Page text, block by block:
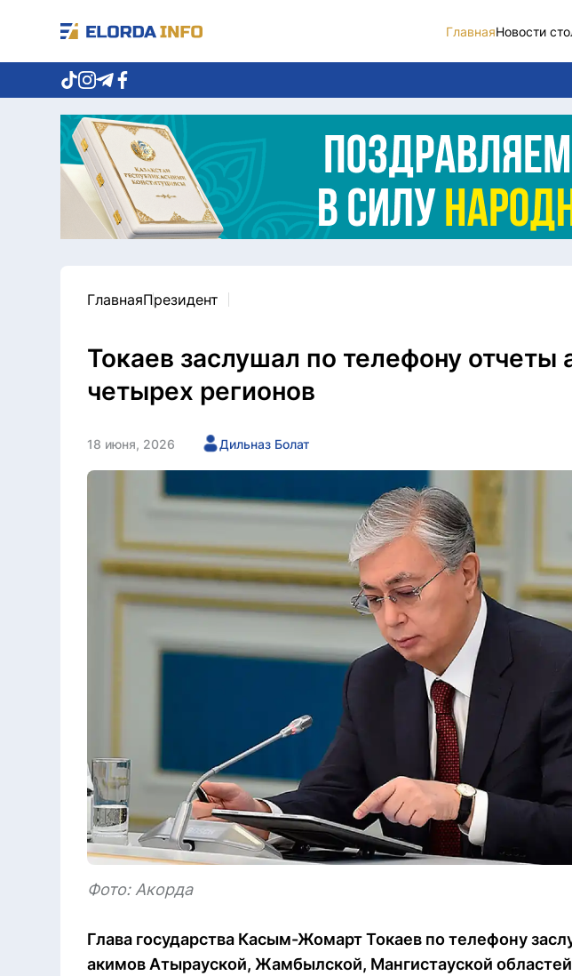
ГлавнаяНовости
ГлавнаяПрезидент
Токаев заслушал по телефону отчеты
четырех регионов
18 июня, 2026 Дильназ Болат
Фото: Акорда
Глава государства Касым-Жомарт Токаев по телефону
акимов Атырауской, Жамбылской, Мангистауской